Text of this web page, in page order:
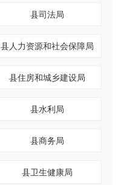
县司法局
县人力资源和社会保障局
县住房和城乡建设局
县水利局
县商务局
县卫生健康局